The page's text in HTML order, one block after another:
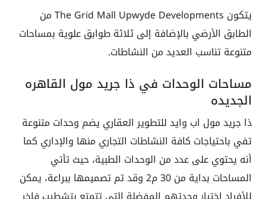
يتكون The Grid Mall Upwyde Developments من
الطابق الأرضي بالإضافة إلى ثلاثة طوابق علوية بمساحات
متنوعة تناسب العديد من النشاطات.
مساحات الوحدات في ذا جريد مول القاهره
الجديده
ذا جريد مول اب وايد للتطوير العقاري يضم وحدات متنوعة
تفي باحتياجات كافة النشاطات التجاري منها والإداري كما
أنه يحتوي على عدد من الوحدات الطبية، حيث تأتي
المساحات بداية من 30 م2 وقد تم تصميمها ببراعة، يمكن